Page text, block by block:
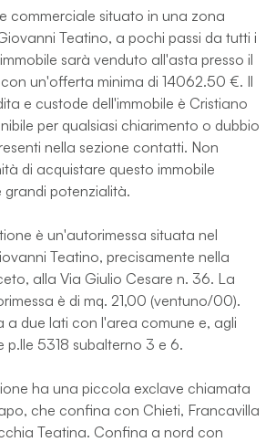
commerciale situato in una zona
Teatino, a pochi passi da tutti i
sarà venduto all'asta presso il
un'offerta minima di 14062.50 €. Il
e custode dell'immobile è Cristiano
per qualsiasi chiarimento o dubbio
nella sezione contatti. Non
di acquistare questo immobile
grandi potenzialità.
è un'autorimessa situata nel
Teatino, precisamente nella
alla Via Giulio Cesare n. 36. La
è di mq. 21,00 (ventuno/00).
a due lati con l'area comune e, agli
p.lle 5318 subalterno 3 e 6.
ha una piccola exclave chiamata
che confina con Chieti, Francavilla
Teatina. Confina a nord con